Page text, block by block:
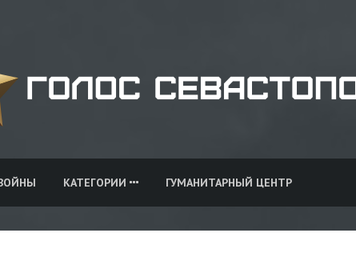
КАТЕГОРИИ ГУМАНИТАРНЫЙ ЦЕНТР